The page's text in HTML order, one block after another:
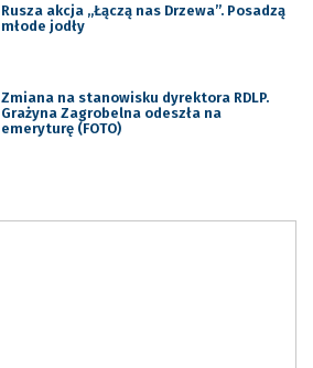
Rusza akcja „Łączą nas Drzewa”. Posadzą
młode jodły
Zmiana na stanowisku dyrektora RDLP.
Grażyna Zagrobelna odeszła na
emeryturę (FOTO)